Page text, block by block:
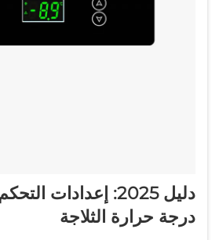
دليل 2025: إعدادات
درجة حرارة الثلاجة